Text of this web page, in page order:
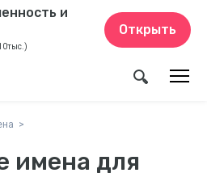
и
Открыть
имена для